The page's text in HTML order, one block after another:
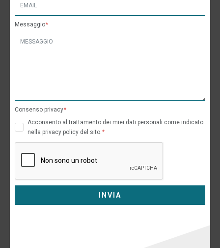
Messaggio
Consenso privacy
Acconsento al trattamento dei miei dati personali come indicato
nella privacy policy del sito.
INVIA